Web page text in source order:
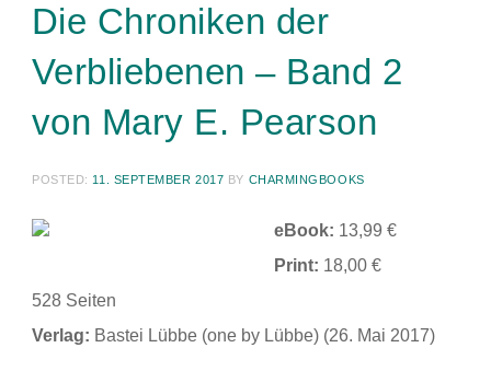
Die Chroniken der
Verbliebenen – Band 2
von Mary E. Pearson
POSTED: 11. SEPTEMBER 2017 BY CHARMINGBOOKS
eBook: 13,99 €
Print: 18,00 €
528 Seiten
Verlag: Bastei Lübbe (one by Lübbe) (26. Mai 2017)